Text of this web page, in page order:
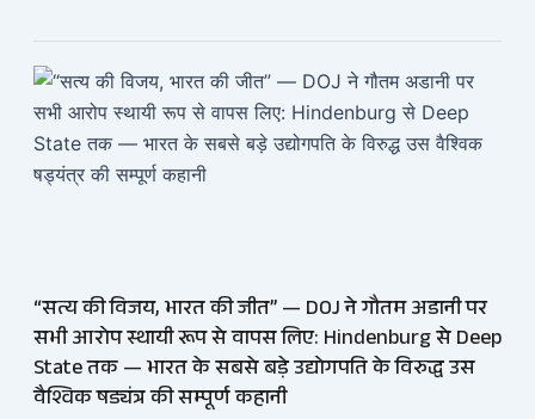
“सत्य की विजय, भारत की जीत” — DOJ ने गौतम अडानी पर
सभी आरोप स्थायी रूप से वापस लिए: Hindenburg से Deep
State तक — भारत के सबसे बड़े उद्योगपति के विरुद्ध उस
वैश्विक षड्यंत्र की सम्पूर्ण कहानी